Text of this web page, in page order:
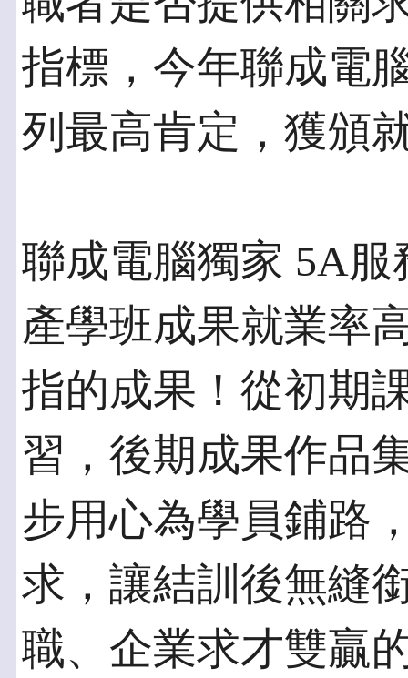
指標，今年聯成電
列最高肯定，獲頒
聯成電腦獨家 5A服
產學班成果就業率
指的成果！從初期
習，後期成果作品
步用心為學員鋪路
求，讓結訓後無縫
職、企業求才雙贏